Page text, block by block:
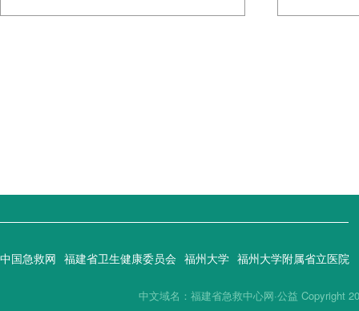
中国急救网 福建省卫生健康委员会 福州大学 福州大学附属省立医院
中文域名：福建省急救中心网·公益 Copyright